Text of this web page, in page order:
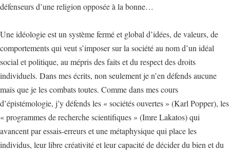
défenseurs d’une religion opposée à la bonne…
Une idéologie est un système fermé et global d’idées, de valeurs, de
comportements qui veut s’imposer sur la société au nom d’un idéal
social et politique, au mépris des faits et du respect des droits
individuels. Dans mes écrits, non seulement je n’en défends aucune
mais que je les combats toutes. Comme dans mes cours
d’épistémologie, j’y défends les « sociétés ouvertes » (Karl Popper), les
« programmes de recherche scientifiques » (Imre Lakatos) qui
avancent par essais-erreurs et une métaphysique qui place les
individus, leur libre créativité et leur capacité de décider du bien et du